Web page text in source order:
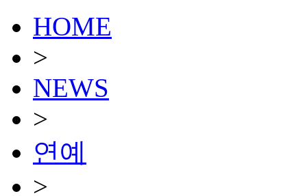
HOME
>
NEWS
>
연예
>